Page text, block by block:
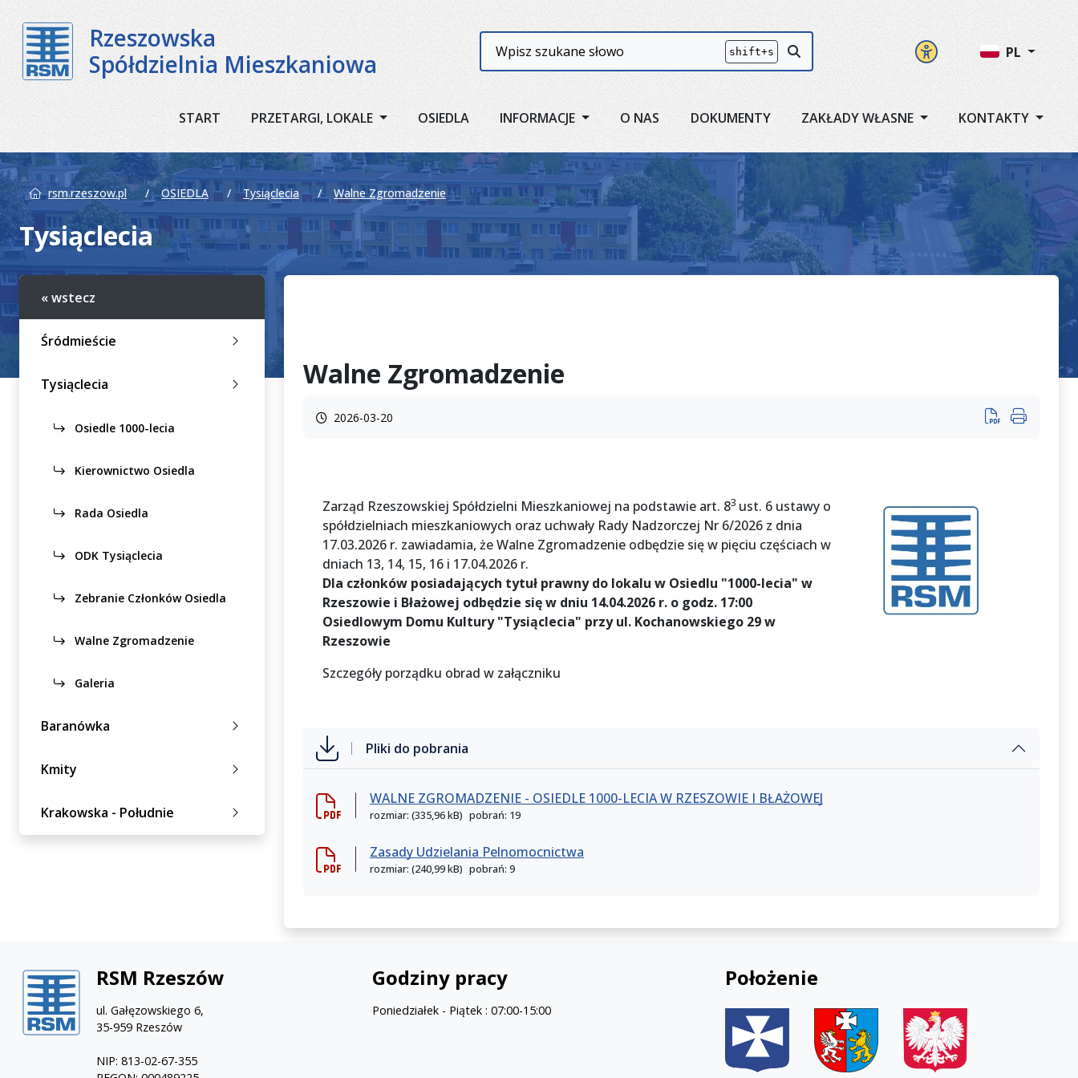
Rzeszowska
Spółdzielnia Mieszkaniowa
PL
Panel
Wyszukiwarka shift+s Przycisk szukaj
START PRZETARGI, LOKALE OSIEDLA INFORMACJE O NAS DOKUMENTY ZAKŁADY WŁASNE KONTAKTY
rsm.rzeszow.pl OSIEDLA Tysiąclecia Walne Zgromadzenie
Tysiąclecia
« wstecz
Śródmieście
Tysiąclecia
Osiedle 1000-lecia
Kierownictwo Osiedla
Rada Osiedla
ODK Tysiąclecia
Zebranie Członków Osiedla
Walne Zgromadzenie
Galeria
Baranówka
Kmity
Krakowska - Południe
Walne Zgromadzenie
2026-03-20
Zarząd Rzeszowskiej Spółdzielni Mieszkaniowej na podstawie art. 83 ust. 6 ustawy o
spółdzielniach mieszkaniowych oraz uchwały Rady Nadzorczej Nr 6/2026 z dnia
17.03.2026 r. zawiadamia, że Walne Zgromadzenie odbędzie się w pięciu częściach w
dniach 13, 14, 15, 16 i 17.04.2026 r.
Dla członków posiadających tytuł prawny do lokalu w Osiedlu "1000-lecia" w
Rzeszowie i Błażowej odbędzie się w dniu 14.04.2026 r. o godz. 17:00
Osiedlowym Domu Kultury "Tysiąclecia" przy ul. Kochanowskiego 29 w
Rzeszowie
Szczegóły porządku obrad w załączniku
Pliki do pobrania
WALNE ZGROMADZENIE - OSIEDLE 1000-LECIA W RZESZOWIE I BŁAŻOWEJ
rozmiar: (335,96 kB) pobrań: 19
Zasady Udzielania Pelnomocnictwa
rozmiar: (240,99 kB) pobrań: 9
RSM Rzeszów
ul. Gałęzowskiego 6,
35-959 Rzeszów
NIP: 813-02-67-355
Godziny pracy
Poniedziałek - Piątek : 07:00-15:00
Położenie